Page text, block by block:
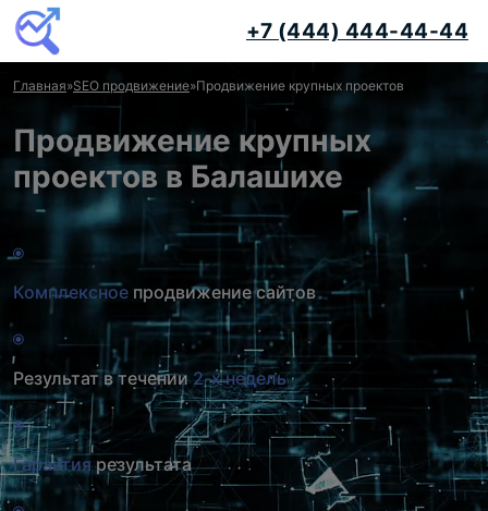
+7 (444) 444-44-44
Главная»SEO продвижение»Продвижение крупных проектов
Продвижение крупных
проектов в Балашихе
Комплексное продвижение сайтов
Результат в течении2-х недель
Гарантиярезультата